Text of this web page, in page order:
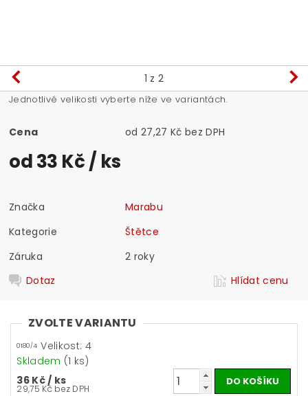
1 z 2
Jednotlivé velikosti vyberte níže ve variantách.
Cena od 27,27 Kč bez DPH
od 33 Kč/ ks
Značka
Marabu
Kategorie
Štětce
Záruka
2 roky
Dotaz
Hlídat cenu
ZVOLTE VARIANTU
0180/4 Velikost: 4
Skladem (1 ks)
36 Kč/ ks
29,75 Kč bez DPH